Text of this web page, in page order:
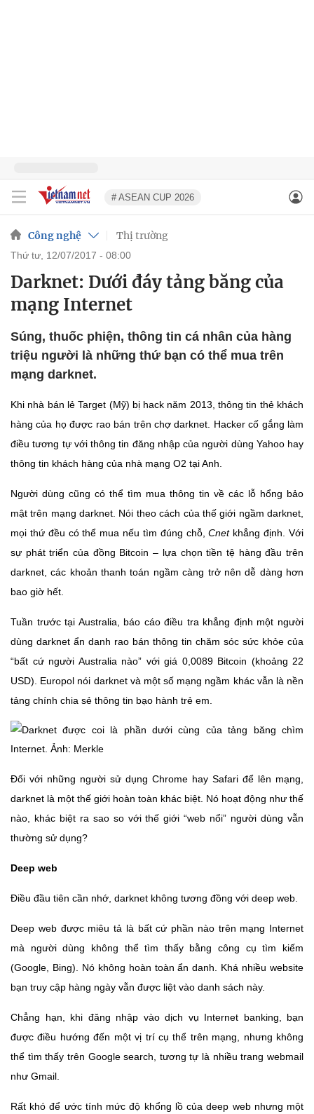
# ASEAN CUP 2026
Công nghệ Thị trường
thứ tư, 12/07/2017 - 08:00
Darknet: Dưới đáy tảng băng của
mạng Internet
Súng, thuốc phiện, thông tin cá nhân của hàng
triệu người là những thứ bạn có thể mua trên
mạng darknet.
Khi nhà bán lẻ Target (Mỹ) bị hack năm 2013, thông tin thẻ khách
hàng của họ được rao bán trên chợ darknet. Hacker cố gắng làm
điều tương tự với thông tin đăng nhập của người dùng Yahoo hay
thông tin khách hàng của nhà mạng O2 tại Anh.
Người dùng cũng có thể tìm mua thông tin về các lỗ hổng bảo
mật trên mạng darknet. Nói theo cách của thế giới ngầm darknet,
mọi thứ đều có thể mua nếu tìm đúng chỗ,Cnetkhẳng định. Với
sự phát triển của đồng Bitcoin – lựa chọn tiền tệ hàng đầu trên
darknet, các khoản thanh toán ngầm càng trở nên dễ dàng hơn
bao giờ hết.
Tuần trước tại Australia, báo cáo điều tra khẳng định một người
dùng darknet ẩn danh rao bán thông tin chăm sóc sức khỏe của
“bất cứ người Australia nào” với giá 0,0089 Bitcoin (khoảng 22
USD). Europol nói darknet và một số mạng ngầm khác vẫn là nền
tảng chính chia sẻ thông tin bạo hành trẻ em.
Đối với những người sử dụng Chrome hay Safari để lên mạng,
darknet là một thế giới hoàn toàn khác biệt. Nó hoạt động như thế
nào, khác biệt ra sao so với thế giới “web nổi” người dùng vẫn
thường sử dụng?
Deep web
Điều đầu tiên cần nhớ, darknet không tương đồng với deep web.
Deep web được miêu tả là bất cứ phần nào trên mạng Internet
mà người dùng không thể tìm thấy bằng công cụ tìm kiếm
(Google, Bing). Nó không hoàn toàn ẩn danh. Khá nhiều website
bạn truy cập hàng ngày vẫn được liệt vào danh sách này.
Chẳng hạn, khi đăng nhập vào dịch vụ Internet banking, bạn
được điều hướng đến một vị trí cụ thể trên mạng, nhưng không
thể tìm thấy trên Google search, tương tự là nhiều trang webmail
như Gmail.
Rất khó để ước tính mức độ khổng lồ của deep web nhưng một